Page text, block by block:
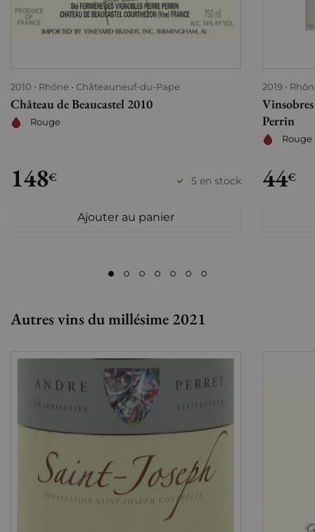
2010 Rhône Châteauneuf-du-Pape
Château de Beaucastel 2010
Rouge
148€ 5 en stock
Ajouter au panier
2019
Perrin
Rouge
44€
Autres vins du millésime 2021